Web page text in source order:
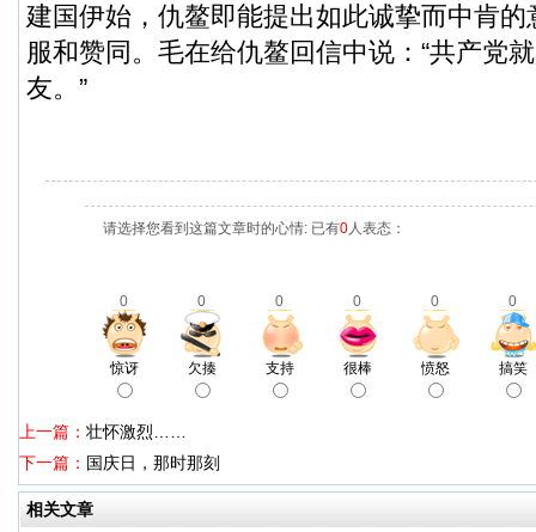
建国伊始，仇鳌即能提出如此诚挚而中肯
服和赞同。毛在给仇鳌回信中说：“共产党
友。”
请选择您看到这篇文章时的心情: 已有0人表态：
0 0 0 0 0 0
惊讶 欠揍 支持 很棒 愤怒 搞笑
上一篇： 壮怀激烈……
下一篇： 国庆日，那时那刻
相关文章